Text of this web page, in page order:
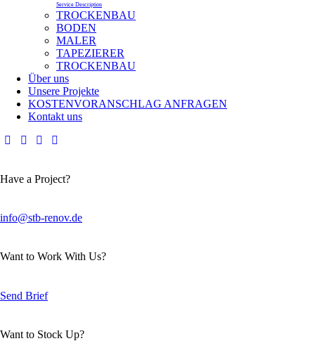
Service Description
TROCKENBAU
BODEN
MALER
TAPEZIERER
TROCKENBAU
Über uns
Unsere Projekte
KOSTENVORANSCHLAG ANFRAGEN
Kontakt uns
Have a Project?
info@stb-renov.de
Want to Work With Us?
Send Brief
Want to Stock Up?